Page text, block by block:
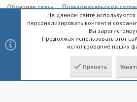
Обратная связь
Пользовательское
Политика конфиденциальности
Помощь
Community platform by XenForo® © 2010-2023
XenForo.Info
На данном сайте
персонализировать контент и
Вы
Продолжая использовать этот
использование наших
Принять